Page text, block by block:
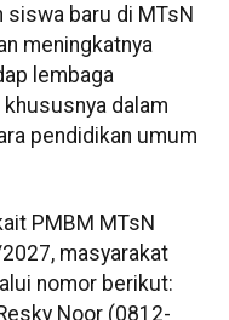
siswa baru di MTsN
meningkatnya
lembaga
dalam
pendidikan umum
PMBM MTsN
masyarakat
nomor berikut:
Noor (0812-